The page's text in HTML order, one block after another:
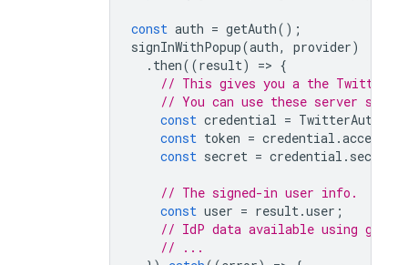
const auth = getAuth();
signInWithPopup(auth, provider)
. then((result) => {
// This gives you a the Twitter
// You can use these server
const credential =
const token = credential .
const secret = credential . secret
// The signed-in user info.
const user = result.user ;
// IdP data available using
// ...